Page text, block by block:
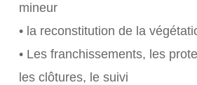
mineur
• la reconstitution de la
• Les franchissements, les
les clôtures, le suivi